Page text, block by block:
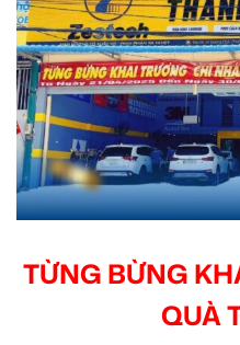
TỪNG BỪNG
QUÀ